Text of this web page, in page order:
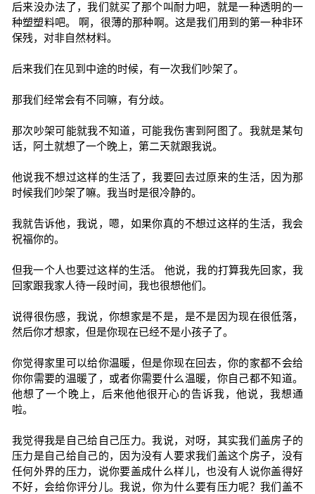
后来没办法了，我们就买了那个叫耐力吧，就是一种透明的一
种塑塑料吧。 啊，很薄的那种啊。这是我们用到的第一种非环
保残，对非自然材料。
后来我们在见到中途的时候，有一次我们吵架了。
那我们经常会有不同嘛，有分歧。
那次吵架可能就我不知道，可能我伤害到阿图了。我就是某句
话，阿土就想了一个晚上，第二天就跟我说。
他说我不想过这样的生活了，我要回去过原来的生活，因为那
时候我们吵架了嘛。我当时是很冷静的。
我就告诉他，我说，嗯，如果你真的不想过这样的生活，我会
祝福你的。
但我一个人也要过这样的生活。 他说，我的打算我先回家，我
回家跟我家人待一段时间，我也很想他们。
说得很伤感，我说，你想家是不是，是不是因为现在很低落，
然后你才想家，但是你现在已经不是小孩子了。
你觉得家里可以给你温暖，但是你现在回去，你的家都不会给
你你需要的温暖了，或者你需要什么温暖，你自己都不知道。
他想了一个晚上，后来他他很开心的告诉我，他说，我想通
啦。
我觉得我是自己给自己压力。我说，对呀，其实我们盖房子的
压力是自己给自己的，因为没有人要求我们盖这个房子，没有
任何外界的压力，说你要盖成什么样儿，也没有人说你盖得好
不好，会给你评分儿。我说，你为什么要有压力呢？我们盖不